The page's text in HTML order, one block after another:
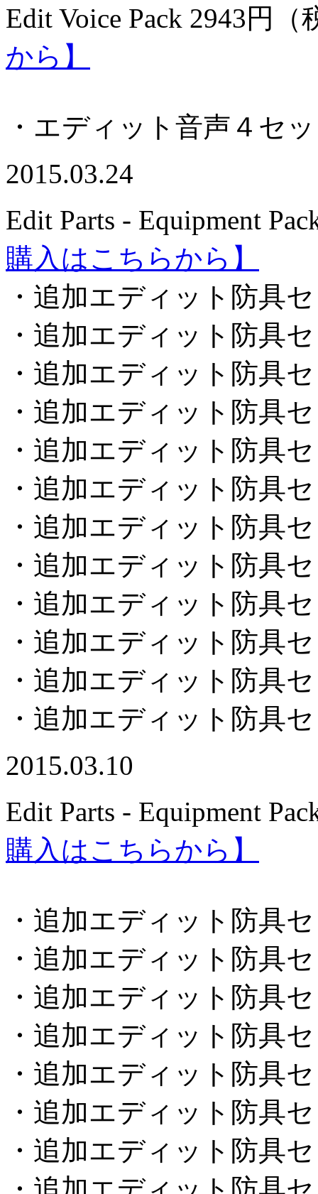
Edit Voice Pack 2943円（
から】
・エディット音声４セ
2015.03.24
Edit Parts - Equipment
購入はこちらから】
・追加エディット防具
・追加エディット防具
・追加エディット防具
・追加エディット防具
・追加エディット防具
・追加エディット防具
・追加エディット防具
・追加エディット防具
・追加エディット防具
・追加エディット防具
・追加エディット防具
・追加エディット防具
2015.03.10
Edit Parts - Equipment
購入はこちらから】
・追加エディット防具
・追加エディット防具
・追加エディット防具
・追加エディット防具
・追加エディット防具
・追加エディット防具
・追加エディット防具